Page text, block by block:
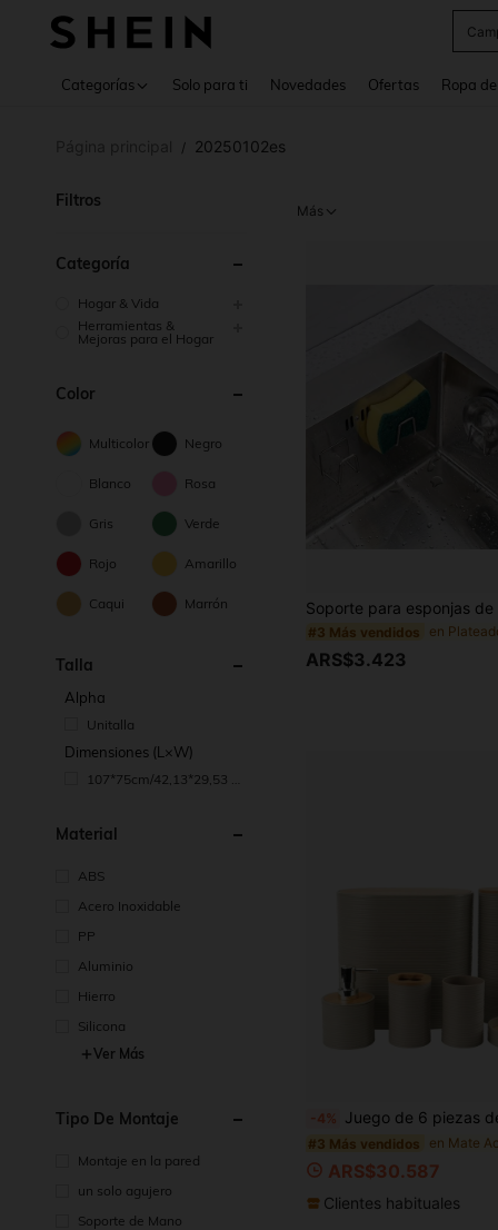
Categorías Solo para ti Novedades Ofertas Ropa
/ 20250102es
Filtros
Categoría
Hogar & Vida
Herramientas &
Mejoras para el Hogar
Color
Multicolor Negro
Blanco Rosa
Gris Verde
Rojo Amarillo
Caqui Marrón
Talla
Alpha
Unitalla
Dimensiones (L×W)
107*75cm/42,13*29,53 pu
Material
ABS
Acero Inoxidable
PP
Aluminio
Hierro
Silicona
Ver Más
Tipo De Montaje
Montaje en la pared
un solo agujero
Soporte de Mano
Más
#3 Más vendidos
ARS$3.423
-4% Juego de 6 piezas de accesorios de baño de bambú, incluye dispensador de jabón, portacepillo de dientes, vaso para cepillo de dientes, jabonera, adecuado para decorar encimeras, regalo de
#3 Más vendidos
ARS$30.587
Clientes habituales